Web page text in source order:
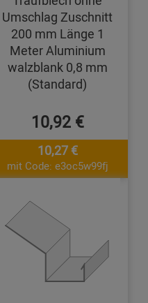
Umschlag Zuschnitt
200 mm Länge 1
Meter Aluminium
walzblank 0,8 mm
(Standard)
10,92 €
10,27 €
mit Code: e3oc5w99fj